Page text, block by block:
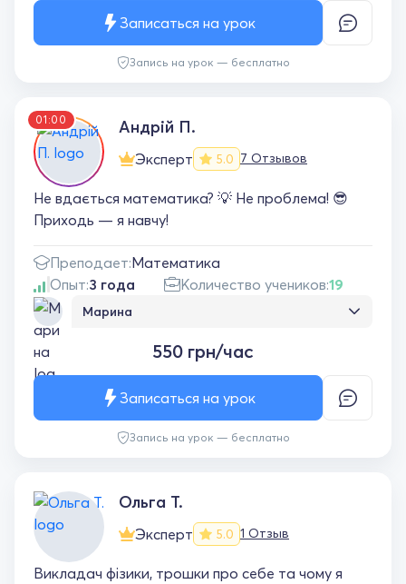
Запись на урок — бесплатно
Записаться на урок
01:00 Андрій П.
Эксперт 5.0 7 Отзывов
Не вдається математика? 💡 Не проблема! 😎
Приходь — я навчу!
Преподает:Математика
Опыт:3 года Количество учеников:19
Марина
репетитора з математики. Він просто й
спільну мову з дитиною та допомагає
розібратися навіть зі складними темами.
Видно реальний результат — дитина стала
впевненішою і краще розуміє математику.
Рекомендуємо від щирого серця!
550 грн/час
Запись на урок — бесплатно
Записаться на урок
Ольга Т.
Эксперт 5.0 1 Отзыв
Викладач фізики, трошки про себе та чому я